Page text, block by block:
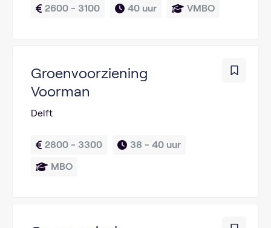
2600 - 3100 40 uur VMBO
Groenvoorziening
Voorman
Delft
2800 - 3300 38 - 40 uur
MBO